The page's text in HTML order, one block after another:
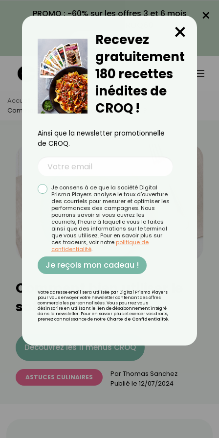
PROMO : -60% sur les offres 3 et 6 mois
VOIR LA PROMO
×
Accueil Actus
Astuces Culinaires
Comment Bien Utiliser Le Safran En Cuisine ?
Comment bien utiliser le
safran en cuisine ?
Découvrez les 11 menus CROQ
ASTUCES CULINAIRES ParThomas Sanchez
Publié le 12/07/2024
Recevez
gratuitement
180 recettes
inédites de
CROQ !
×
Ainsi que la newsletter promotionnelle
de CROQ.
Je consens à ce que la société Digital
Prisma Players analyse le taux d'ouverture
des courriels pour mesurer et optimiser les
performances des campagnes. Nous
pourrons savoir si vous ouvrez les
courriels, l'heure à laquelle vous le faites
ainsi que des informations sur le terminal
que vous utilisez. Pour en savoir plus sur
ces traceurs, voir notre politique de
confidentialité.
Je reçois mon cadeau !
Votre adresse email sera utilisée par Digital Prisma Players
pour vous envoyer votre newsletter contenant des offres
commerciales personnalisées. Vous pourrez vous
désinscrire en utilisant le lien de désabonnement intégré
dans la newsletter. Pour en savoir plus et exercer vos droits,
prenez connaissance de notre Charte de Confidentialité.